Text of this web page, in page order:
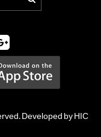
Developed by HIC